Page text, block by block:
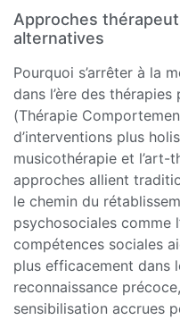
Approches
alternatives
Pourquoi s’arrêter à la
dans l’ère des
(Thérapie
d’interventions plus
musicothérapie et l’art-
approches allient
le chemin du
psychosociales comme
compétences sociales
plus efficacement dans
reconnaissance
sensibilisation accrues